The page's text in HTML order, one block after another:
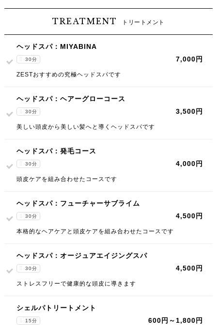
TREATMENT トリートメント
ヘッドスパ：MIYABINA
30分 7,000円
ZESTおすすめの究極ヘッドスパです
ヘッドスパ：ヘアーグローコース
30分 3,500円
美しい頭皮から美しい髪へと導くヘッドスパです
ヘッドスパ：発毛コース
30分 4,000円
頭皮ケアを組み合わせたコースです
ヘッドスパ：フューチャーサブライム
30分 4,500円
本格的なヘアケアと頭皮ケアを組み合わせたコースです
ヘッドスパ：オージュアエイジングスパ
30分 4,500円
ストレスフリーで健康的な頭皮に導きます
シェルパトリートメント
15分 600円～1,800円